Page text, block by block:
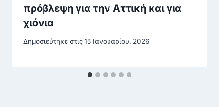
πρόβλεψη για την Αττική και για
χιόνια
Δημοσιεύτηκε στις16 Ιανουαρίου, 2026